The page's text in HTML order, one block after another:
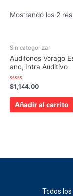
Mostrando los 2
Sin categorizar
Audifonos Vorago
anc, Intra Auditivo
Valorado
con
0
$1,144.00
Añadir al carrito
Todos